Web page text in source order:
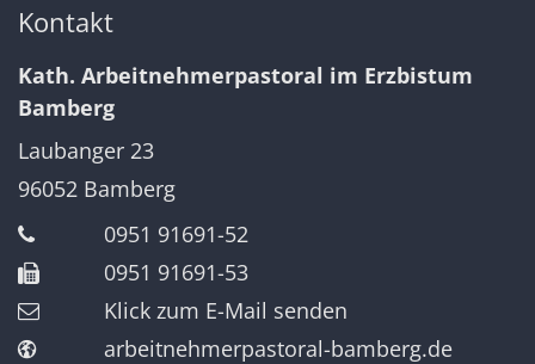
Kontakt
Kath. Arbeitnehmerpastoral im Erzbistum
Bamberg
Laubanger 23
96052 Bamberg
0951 91691-52
0951 91691-53
Klick zum E-Mail senden
arbeitnehmerpastoral-bamberg.de